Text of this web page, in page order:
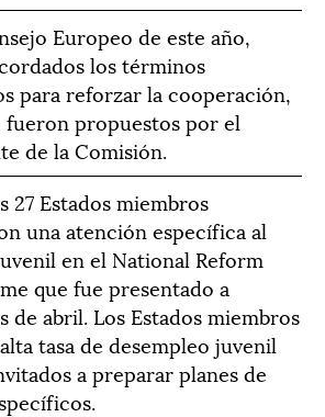
Europeo de este año,
los términos
para reforzar la cooperación,
fueron propuestos por el
de la Comisión.
27 Estados miembros
una atención específica al
en el National Reform
que fue presentado a
de abril. Los Estados miembros
tasa de desempleo juvenil
a preparar planes de